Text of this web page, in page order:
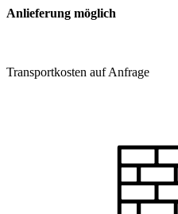
Anlieferung möglich
Transportkosten auf Anfrage